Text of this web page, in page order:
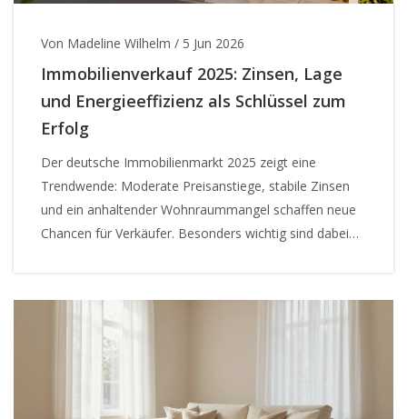
Von Madeline Wilhelm / 5 Jun 2026
Immobilienverkauf 2025: Zinsen, Lage
und Energieeffizienz als Schlüssel zum
Erfolg
Der deutsche Immobilienmarkt 2025 zeigt eine
Trendwende: Moderate Preisanstiege, stabile Zinsen
und ein anhaltender Wohnraummangel schaffen neue
Chancen für Verkäufer. Besonders wichtig sind dabei